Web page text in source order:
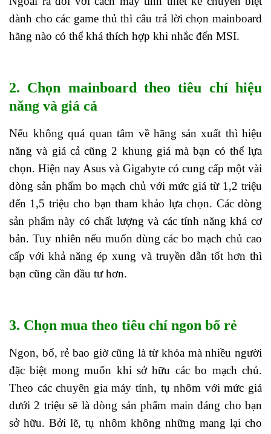
dành cho các game thủ thì câu trả lời chọn mainboard
hãng nào có thể khá thích hợp khi nhắc đến MSI.
2. Chọn mainboard theo tiêu chí hiệu
năng và giá cả
Nếu không quá quan tâm về hãng sản xuất thì hiệu
năng và giá cả cũng 2 khung giá mà bạn có thể lựa
chọn. Hiện nay Asus và Gigabyte có cung cấp một vài
dòng sản phẩm bo mạch chủ với mức giá từ 1,2 triệu
đến 1,5 triệu cho bạn tham khảo lựa chọn. Các dòng
sản phẩm này có chất lượng và các tính năng khá cơ
bản. Tuy nhiên nếu muốn dùng các bo mạch chủ cao
cấp với khả năng ép xung và truyền dẫn tốt hơn thì
bạn cũng cần đầu tư hơn.
3. Chọn mua theo tiêu chí ngon bổ rẻ
Ngon, bổ, rẻ bao giờ cũng là từ khóa mà nhiều người
đặc biệt mong muốn khi sở hữu các bo mạch chủ.
Theo các chuyên gia máy tính, tụ nhôm với mức giá
dưới 2 triệu sẽ là dòng sản phẩm main đáng cho bạn
sở hữu. Bởi lẽ, tụ nhôm không những mang lại cho